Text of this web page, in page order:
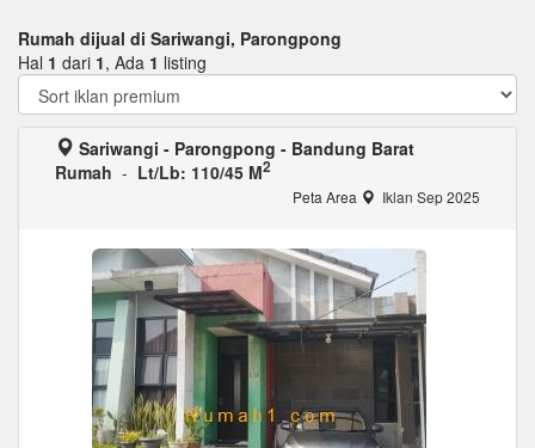
Rumah dijual di Sariwangi, Parongpong
Hal 1 dari 1, Ada 1 listing
Sariwangi - Parongpong - Bandung Barat
Rumah - Lt/Lb: 110/45 M2
Peta Area Iklan Sep 2025